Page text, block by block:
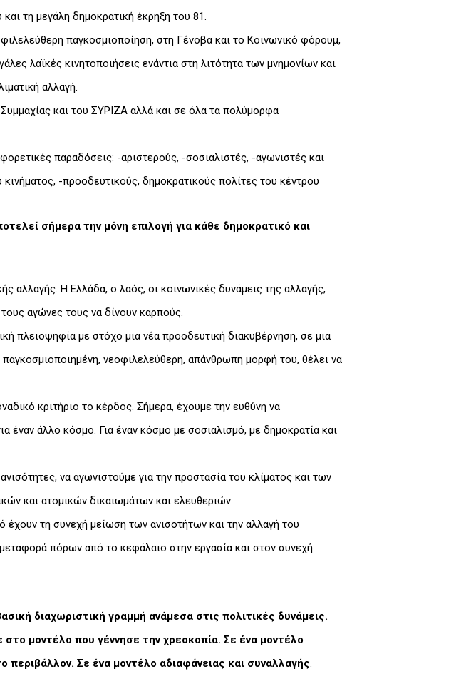
τη μεγάλη δημοκρατική έκρηξη του 81.
παγκοσμιοποίηση, στη Γένοβα και το Κοινωνικό φόρουμ,
λαϊκές κινητοποιήσεις ενάντια στη λιτότητα των μνημονίων και
αλλαγή.
και του ΣΥΡΙΖΑ αλλά και σε όλα τα πολύμορφα
παραδόσεις: -αριστερούς, -σοσιαλιστές, -αγωνιστές και
-προοδευτικούς, δημοκρατικούς πολίτες του κέντρου
σήμερα την μόνη επιλογή για κάθε δημοκρατικό και
αλλαγής. Η Ελλάδα, ο λαός, οι κοινωνικές δυνάμεις της αλλαγής,
αγώνες τους να δίνουν καρπούς.
πλειοψηφία με στόχο μια νέα προοδευτική διακυβέρνηση, σε μια
νεοφιλελεύθερη, απάνθρωπη μορφή του, θέλει να
κριτήριο το κέρδος. Σήμερα, έχουμε την ευθύνη να
έναν άλλο κόσμο. Για έναν κόσμο με σοσιαλισμό, με δημοκρατία και
να αγωνιστούμε για την προστασία του κλίματος και των
και ατομικών δικαιωμάτων και ελευθεριών.
τη συνεχή μείωση των ανισοτήτων και την αλλαγή του
πόρων από το κεφάλαιο στην εργασία και στον συνεχή
διαχωριστική γραμμή ανάμεσα στις πολιτικές δυνάμεις.
μοντέλο που γέννησε την χρεοκοπία. Σε ένα μοντέλο
Σε ένα μοντέλο αδιαφάνειας και συναλλαγής.